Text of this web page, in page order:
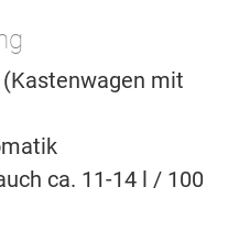
(Kastenwagen mit
ca. 11-14 l / 100